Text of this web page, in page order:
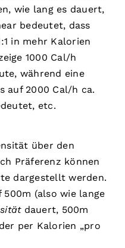
wie lang es dauert,
bedeutet, dass
in mehr Kalorien
1000 Cal/h
während eine
auf 2000 Cal/h ca.
etc.
über den
Präferenz können
dargestellt werden.
500m (also wie lange
dauert, 500m
per Kalorien „pro